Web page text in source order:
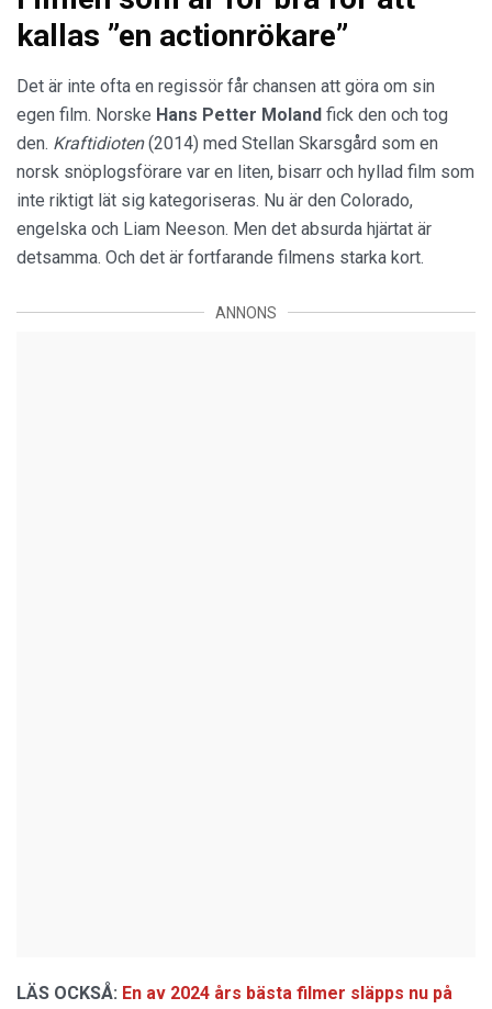
kallas ”en actionrökare”
Det är inte ofta en regissör får chansen att göra om sin
egen film. Norske Hans Petter Moland fick den och tog
den. Kraftidioten(2014) med Stellan Skarsgård som en
norsk snöplogsförare var en liten, bisarr och hyllad film som
inte riktigt lät sig kategoriseras. Nu är den Colorado,
engelska och Liam Neeson. Men det absurda hjärtat är
detsamma. Och det är fortfarande filmens starka kort.
ANNONS
LÄS OCKSÅ: En av 2024 års bästa filmer släpps nu på